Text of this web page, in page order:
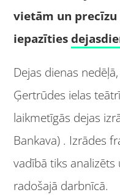
vietām un
iepazīties
Dejas dienas
Ģertrūdes ielas
laikmetīgās dejas
Bankava) . Izrādes
vadībā tiks
radošajā darbnīcā.